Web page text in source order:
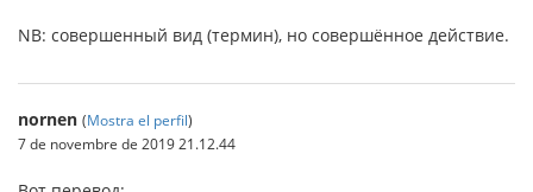
NB: совершенный вид (термин), но совершённое действие.
nornen (Mostra el perfil)
7 de novembre de 2019 21.12.44